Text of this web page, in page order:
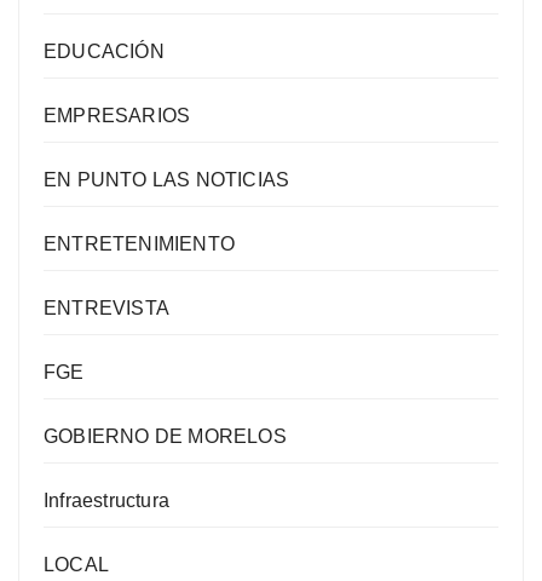
EDUCACIÓN
EMPRESARIOS
EN PUNTO LAS NOTICIAS
ENTRETENIMIENTO
ENTREVISTA
FGE
GOBIERNO DE MORELOS
Infraestructura
LOCAL